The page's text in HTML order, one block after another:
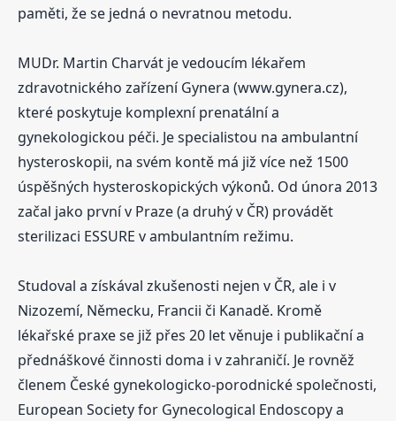
paměti, že se jedná o nevratnou metodu.
MUDr. Martin Charvát je vedoucím lékařem
zdravotnického zařízení Gynera (www.gynera.cz),
které poskytuje komplexní prenatální a
gynekologickou péči. Je specialistou na ambulantní
hysteroskopii, na svém kontě má již více než 1500
úspěšných hysteroskopických výkonů. Od února 2013
začal jako první v Praze (a druhý v ČR) provádět
sterilizaci ESSURE v ambulantním režimu.
Studoval a získával zkušenosti nejen v ČR, ale i v
Nizozemí, Německu, Francii či Kanadě. Kromě
lékařské praxe se již přes 20 let věnuje i publikační a
přednáškové činnosti doma i v zahraničí. Je rovněž
členem České gynekologicko-porodnické společnosti,
European Society for Gynecological Endoscopy a